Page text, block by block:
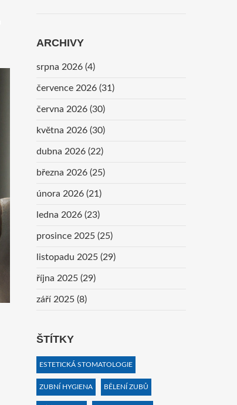
ARCHIVY
srpna 2026 (4)
července 2026 (31)
června 2026 (30)
května 2026 (30)
dubna 2026 (22)
března 2026 (25)
února 2026 (21)
ledna 2026 (23)
prosince 2025 (25)
listopadu 2025 (29)
října 2025 (29)
září 2025 (8)
ŠTÍTKY
ESTETICKÁ STOMATOLOGIE
ZUBNÍ HYGIENA BĚLENÍ ZUBŮ